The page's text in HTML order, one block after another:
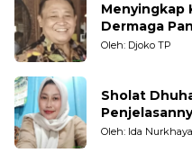
Menyingkap
Dermaga
Nelayan
Oleh: Djoko TP
Sholat
Oleh: Ida Nurkhaya